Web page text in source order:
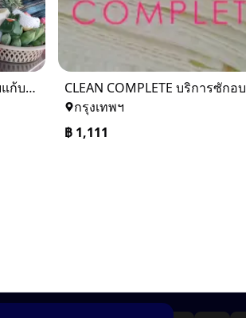
รับแก้บนปู่แสะย่าแสะ และรับแก้บนทั่วภาคเหนือ 0884158464
กรุงเทพฯ
฿ 1,111